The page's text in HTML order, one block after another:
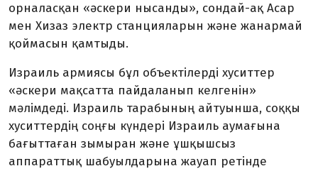
орналасқан «әскери нысанды», сондай-ақ Асар
мен Хизаз электр станцияларын және жанармай
қоймасын қамтыды.
Израиль армиясы бұл объектілерді хуситтер
«әскери мақсатта пайдаланып келгенін»
мәлімдеді. Израиль тарабының айтуынша, соққы
хуситтердің соңғы күндері Израиль аумағына
бағыттаған зымыран және ұшқышсыз
аппараттық шабуылдарына жауап ретінде